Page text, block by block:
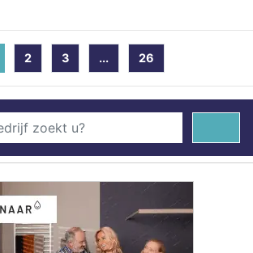
(current)
2 3 ... 26